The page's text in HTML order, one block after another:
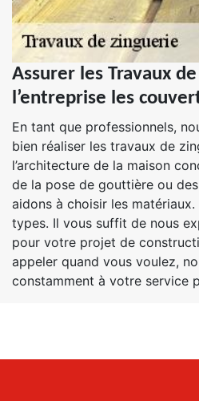
Assurer les Travaux
l’entreprise les
En tant que professionnels,
bien réaliser les travaux de
l’architecture de la maison
de la pose de gouttière ou
aidons à choisir les
types. Il vous suffit de nous
pour votre projet de
appeler quand vous voulez,
constamment à votre service